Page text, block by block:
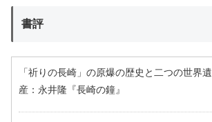
書評
「祈りの長崎」の原爆の歴史と二つの世界遺
産：永井隆『長崎の鐘』